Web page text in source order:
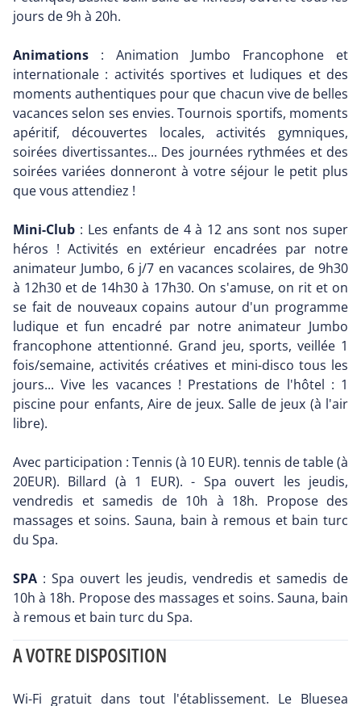
jours de 9h à 20h.
Animations : Animation Jumbo Francophone et
internationale : activités sportives et ludiques et des
moments authentiques pour que chacun vive de belles
vacances selon ses envies. Tournois sportifs, moments
apéritif, découvertes locales, activités gymniques,
soirées divertissantes... Des journées rythmées et des
soirées variées donneront à votre séjour le petit plus
que vous attendiez !
Mini-Club : Les enfants de 4 à 12 ans sont nos super
héros ! Activités en extérieur encadrées par notre
animateur Jumbo, 6 j/7 en vacances scolaires, de 9h30
à 12h30 et de 14h30 à 17h30. On s'amuse, on rit et on
se fait de nouveaux copains autour d'un programme
ludique et fun encadré par notre animateur Jumbo
francophone attentionné. Grand jeu, sports, veillée 1
fois/semaine, activités créatives et mini-disco tous les
jours... Vive les vacances ! Prestations de l'hôtel : 1
piscine pour enfants, Aire de jeux. Salle de jeux (à l'air
libre).
Avec participation : Tennis (à 10 EUR). tennis de table (à
20EUR). Billard (à 1 EUR). - Spa ouvert les jeudis,
vendredis et samedis de 10h à 18h. Propose des
massages et soins. Sauna, bain à remous et bain turc
du Spa.
SPA : Spa ouvert les jeudis, vendredis et samedis de
10h à 18h. Propose des massages et soins. Sauna, bain
à remous et bain turc du Spa.
A VOTRE DISPOSITION
Wi-Fi gratuit dans tout l'établissement. Le Bluesea